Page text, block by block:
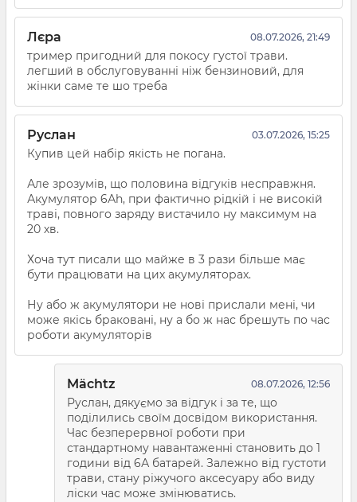
Лєра 08.07.2026, 21:49
тример пригодний для покосу густої трави.
легший в обслуговуванні ніж бензиновий, для
жінки саме те шо треба
Руслан 03.07.2026, 15:25
Купив цей набір якість не погана.
Але зрозумів, що половина відгуків несправжня.
Акумулятор 6Аh, при фактично рідкій і не високій
траві, повного заряду вистачило ну максимум на
20 хв.
Хоча тут писали що майже в 3 рази більше має
бути працювати на цих акумуляторах.
Ну або ж акумулятори не нові прислали мені, чи
може якісь браковані, ну а бо ж нас брешуть по час
роботи акумуляторів
Mächtz 08.07.2026, 12:56
Руслан, дякуємо за відгук і за те, що
поділились своїм досвідом використання.
Час безперервної роботи при
стандартному навантаженні становить до 1
години від 6А батарей. Залежно від густоти
трави, стану ріжучого аксесуару або виду
ліски час може змінюватись.